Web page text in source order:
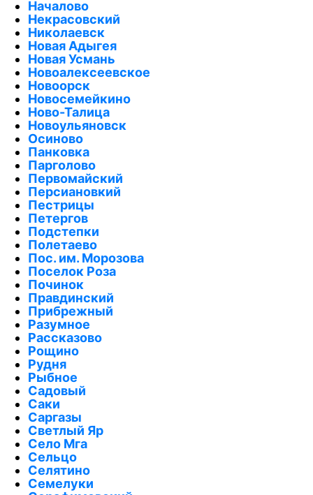
Началово
Некрасовский
Николаевск
Новая Адыгея
Новая Усмань
Новоалексеевское
Новоорск
Новосемейкино
Ново-Талица
Новоульяновск
Осиново
Панковка
Парголово
Первомайский
Персиановкий
Пестрицы
Петергов
Подстепки
Полетаево
Пос. им. Морозова
Поселок Роза
Починок
Правдинский
Прибрежный
Разумное
Рассказово
Рощино
Рудня
Рыбное
Садовый
Саки
Саргазы
Светлый Яр
Село Мга
Сельцо
Селятино
Семелуки